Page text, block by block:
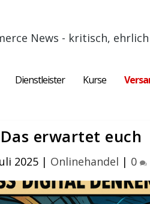
News - kritisch,
Dienstleister Kurse
erwartet euch
2025 | Onlinehandel | 0